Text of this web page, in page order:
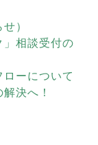
）
」相談受付の
ローについて
決へ！